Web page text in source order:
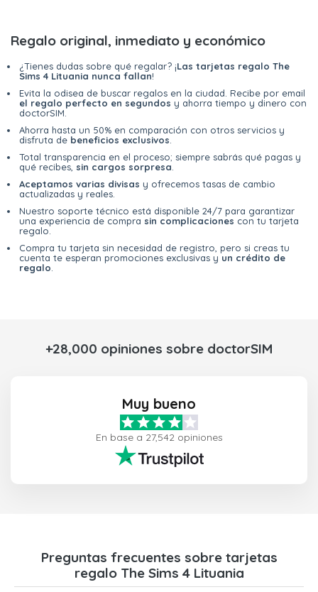
Regalo original, inmediato y económico
¿Tienes dudas sobre qué regalar? ¡Las tarjetas regalo The
Sims 4 Lituania nunca fallan!
Evita la odisea de buscar regalos en la ciudad. Recibe por email
el regalo perfecto en segundos y ahorra tiempo y dinero con
doctorSIM.
Ahorra hasta un 50% en comparación con otros servicios y
disfruta de beneficios exclusivos
Total transparencia en el proceso; siempre sabrás qué pagas y
qué recibes, sin cargos sorpresa
Aceptamos varias divisas y ofrecemos tasas de cambio
actualizadas y reales.
Nuestro soporte técnico está disponible 24/7 para garantizar
una experiencia de compra sin complicaciones con tu tarjeta
regalo.
Compra tu tarjeta sin necesidad de registro, pero si creas tu
cuenta te esperan promociones exclusivas y un crédito de
regalo
+28,000 opiniones sobre doctorSIM
Muy bueno
En base a 27,542 opiniones
Preguntas frecuentes sobre tarjetas
regalo The Sims 4 Lituania